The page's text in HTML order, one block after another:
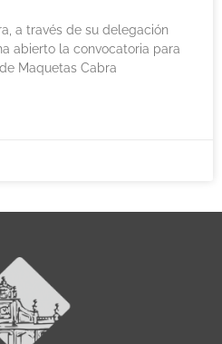
a través de su delegación
abierto la convocatoria para
Maquetas Cabra